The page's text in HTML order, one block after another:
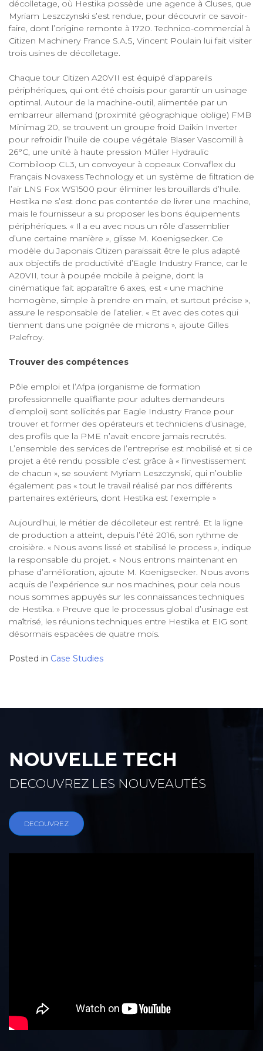
décolletage, où Hestika possède une agence à Cluses, que
Myriam Leszczynski s’est rendue, pour découvrir ce savoir-
faire, dont l’origine remonte à 1720. Technico-commercial à
Citizen Machinery France S.A.S, Vincent Poulain lui fait visiter
trois usines de décolletage.
Chaque tour Citizen A20VII est équipé d’appareils
périphériques, qui ont été choisis pour garantir un usinage
optimal. Autour de la machine-outil, alimentée par un
embarreur allemand (proximité géographique oblige) FMB
Minimag 20, se trouvent un groupe froid Daikin Inverter
pour refroidir l’huile de coupe végétale Blaser Vascomill à
26°C, une unité à haute pression Müller Hydraulic
Combiloop CL3, un convoyeur à copeaux Convaflex du
Français Novaxess Technology et un système de filtration de
l’air LNS Fox WS1500 pour éliminer les brouillards d’huile.
Hestika ne s’est donc pas contentée de livrer une machine,
mais le fournisseur a su proposer les bons équipements
périphériques. « Il a eu avec nous un rôle d’assemblier
d’une certaine manière », glisse M. Koenigsecker. Ce
modèle du Japonais Citizen paraissait être le plus adapté
aux objectifs de productivité d’Eagle Industry France, car le
A20VII, tour à poupée mobile à peigne, dont la
cinématique fait apparaître 6 axes, est « une machine
homogène, simple à prendre en main, et surtout précise »,
assure le responsable de l’atelier. « Et avec des cotes qui
tiennent dans une poignée de microns », ajoute Gilles
Palefroy.
Trouver des compétences
Pôle emploi et l’Afpa (organisme de formation
professionnelle qualifiante pour adultes demandeurs
d’emploi) sont sollicités par Eagle Industry France pour
trouver et former des opérateurs et techniciens d’usinage,
des profils que la PME n’avait encore jamais recrutés.
L’ensemble des services de l’entreprise est mobilisé et si ce
projet a été rendu possible c’est grâce à « l’investissement
de chacun », se souvient Myriam Leszczynski, qui n’oublie
également pas « tout le travail réalisé par nos différents
partenaires extérieurs, dont Hestika est l’exemple »
Aujourd’hui, le métier de décolleteur est rentré. Et la ligne
de production a atteint, depuis l’été 2016, son rythme de
croisière. « Nous avons lissé et stabilisé le process », indique
la responsable du projet. « Nous entrons maintenant en
phase d’amélioration, ajoute M. Koenigsecker. Nous avons
acquis de l’expérience sur nos machines, pour cela nous
nous sommes appuyés sur les connaissances techniques
de Hestika. » Preuve que le processus global d’usinage est
maîtrisé, les réunions techniques entre Hestika et EIG sont
désormais espacées de quatre mois.
Posted in Case Studies
navigation
NOUVELLE TECH
DECOUVREZ LES NOUVEAUTÉS
DECOUVREZ